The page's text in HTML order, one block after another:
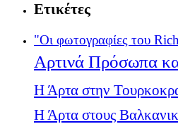
Ετικέτες
"Οι φωτογραφίες του
Αρτινά Πρόσωπα
Η Άρτα στην
Η Άρτα στους